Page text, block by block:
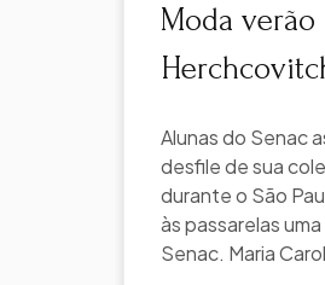
Moda verão
Alunas do Senac
desfile de sua
durante o São
às passarelas
Senac. Maria